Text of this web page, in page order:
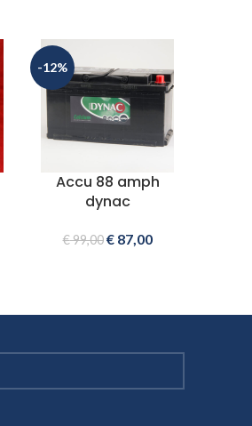
-12%
Accu 88 amph
dynac
€99,00€87,00